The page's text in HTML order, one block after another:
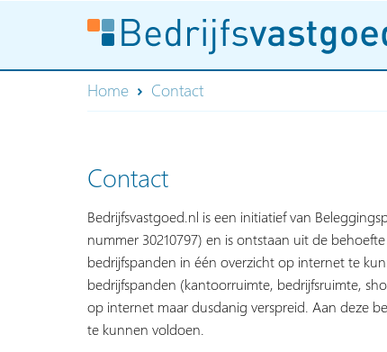
Home Contact
Contact
Bedrijfsvastgoed.nl is een initiatief van
nummer 30210797) en is ontstaan uit de
bedrijfspanden in één overzicht op internet te
bedrijfspanden (kantoorruimte, bedrijfsruimte,
op internet maar dusdanig verspreid. Aan deze
te kunnen voldoen.